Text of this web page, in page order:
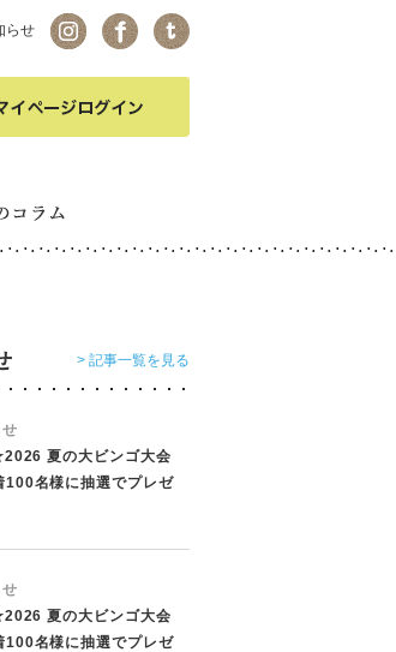
らせ
> 記事一覧を見る
夏の大ビンゴ大会
100名様に抽選でプレゼ
夏の大ビンゴ大会
100名様に抽選でプレゼ